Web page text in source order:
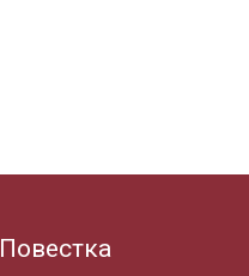
Повестка